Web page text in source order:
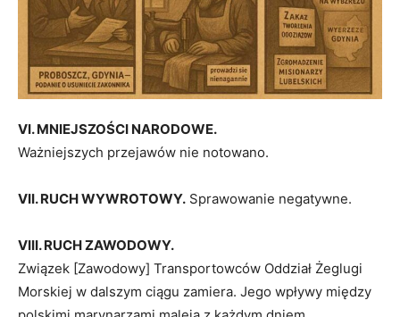
VI. MNIEJSZOŚCI NARODOWE.
Ważniejszych przejawów nie notowano.
VII. RUCH WYWROTOWY. Sprawowanie negatywne.
VIII. RUCH ZAWODOWY.
Związek [Zawodowy] Transportowców Oddział Żeglugi
Morskiej w dalszym ciągu zamiera. Jego wpływy między